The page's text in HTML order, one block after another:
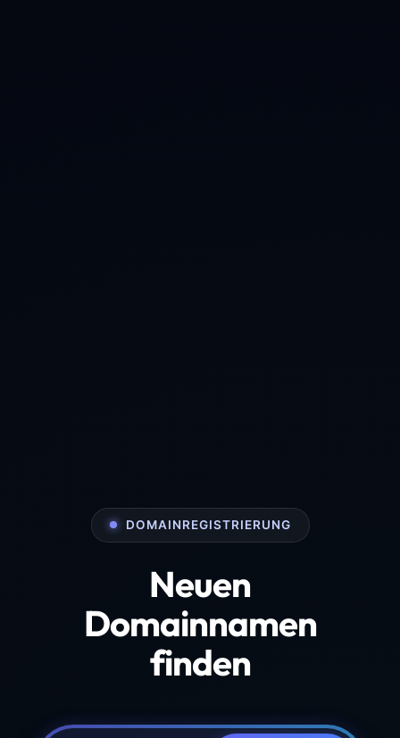
DOMAINREGISTRIERUNG
Neuen
Domainnamen
finden